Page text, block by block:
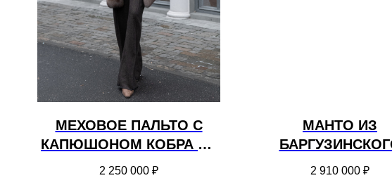
МЕХОВОЕ ПАЛЬТО С
КАПЮШОНОМ КОБРА ИЗ
БАРГУЗИНСКОГО
2 250 000 ₽
МАНТО ИЗ
СОБОЛЯ
2 910 000 ₽